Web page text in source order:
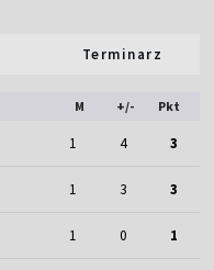
Terminarz
M +/- Pkt
1 4 3
1 3 3
1 0 1